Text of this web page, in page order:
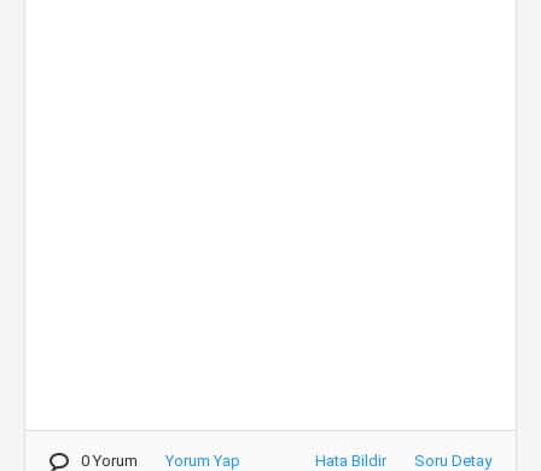
0 Yorum Yorum Yap Hata Bildir Soru Detay